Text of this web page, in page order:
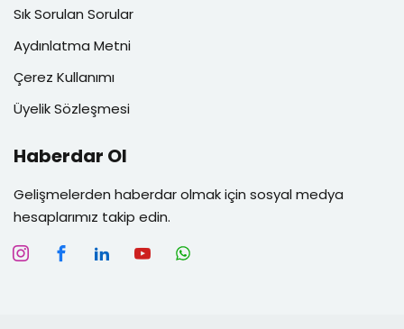
Sık Sorulan Sorular
Aydınlatma Metni
Çerez Kullanımı
Üyelik Sözleşmesi
Haberdar Ol
Gelişmelerden haberdar olmak için sosyal medya
hesaplarımız takip edin.